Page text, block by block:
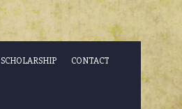
SCHOLARSHIP CONTACT